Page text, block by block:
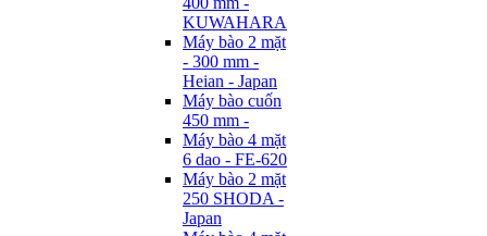
KUWAHARA
Máy bào 2 mặt
- 300 mm -
Heian - Japan
Máy bào cuốn
450 mm -
Máy bào 4 mặt
6 dao - FE-620
Máy bào 2 mặt
250 SHODA -
Japan